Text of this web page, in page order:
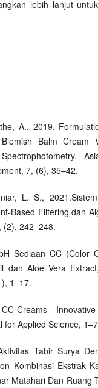
lebih lanjut
A., 2019.
Balm Cream
7, (6), 35–42.
L. S.,
Based Filtering dan
(2), 242–248.
Sediaan CC (Color
dan Aloe Vera
1–17.
Creams -
for Applied Science,
Tabir Surya
Kombinasi Ekstrak
Matahari Dan Ruang